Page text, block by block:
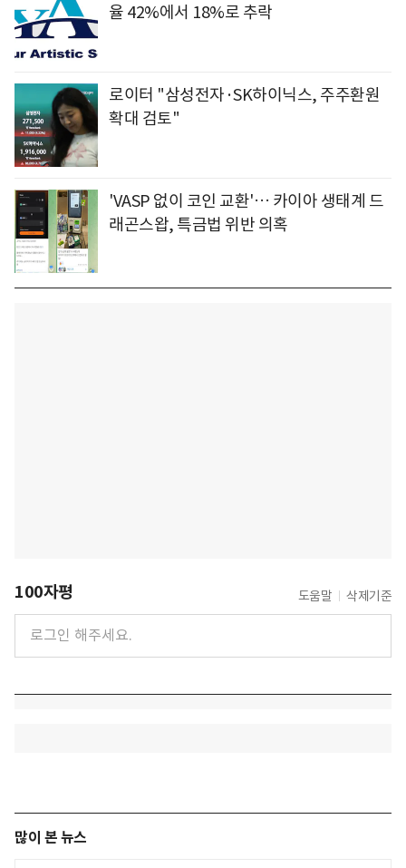
율 42%에서 18%로 추락
로이터 "삼성전자·SK하이닉스, 주주환원
확대 검토"
'VASP 없이 코인 교환'… 카이아 생태계 드
래곤스왑, 특금법 위반 의혹
100자평 도움말 삭제기준
많이 본 뉴스